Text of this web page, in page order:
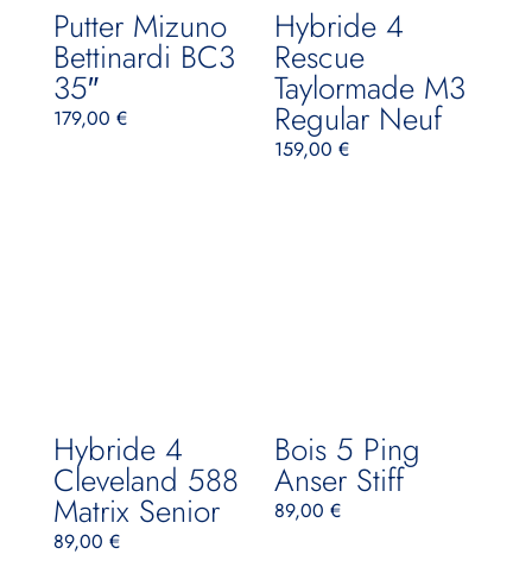
Putter Mizuno
Bettinardi BC3
35″
179,00 €
Hybride 4
Rescue
Taylormade M3
Regular Neuf
159,00€
Hybride 4
Cleveland 588
Matrix Senior
89,00 €
Bois 5 Ping
Anser Stiff
89,00€